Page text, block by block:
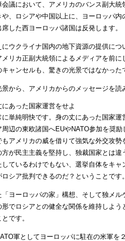
議において、アメリカのバンス副大
、ロシアや中国以上に、ヨーロッパ
した西ヨーロッパ諸国は反発します。
ウクライナ国内の地下資源の提供に
リカ正副大統領によるメディアを前
ャンセルも、驚きの光景ではなかった
から、アメリカからのメッセージを
あった国家運営をせよ
単純明快です。身の丈にあった国家
辺の東欧諸国へEUやNATO参加を奨
アメリカの威を借りて強気な外交攻
が民主主義を堅持し、独裁国家とは
ているわけでもない、選挙自体をキ
シア批判できるのだ？ということです
ヨーロッパの家」構想、そして独メ
でロシアとの健全な関係を維持しよ
です。
軍としてヨーロッパに駐在の米軍を